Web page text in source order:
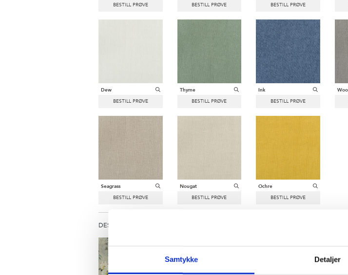
Samtykke Detaljer
Dew Thyme Ink
Seagrass Nougat Ochre
DESIGNER: